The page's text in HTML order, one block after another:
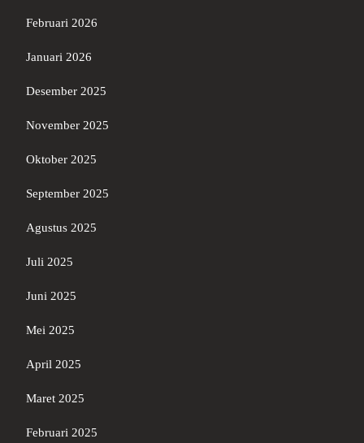
Februari 2026
Januari 2026
Desember 2025
November 2025
Oktober 2025
September 2025
Agustus 2025
Juli 2025
Juni 2025
Mei 2025
April 2025
Maret 2025
Februari 2025